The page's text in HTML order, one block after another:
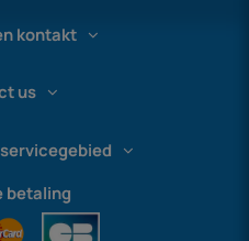
kontakt
us
betaling